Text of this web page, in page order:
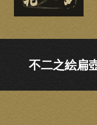
不二之絵扁